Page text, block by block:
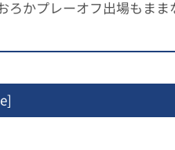
ろかプレーオフ出場もまま
]